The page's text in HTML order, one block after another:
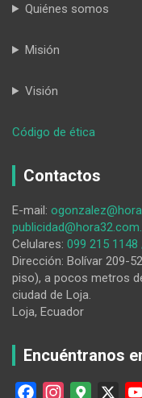
Quiénes somos
Misión
Visión
Código de ética
pandemia
Contactos
E-mail:
Celulares: 099 215
Dirección: Bolívar 209-
piso), a pocos metros
ciudad de Loja.
Loja, Ecuador
Encuéntranos